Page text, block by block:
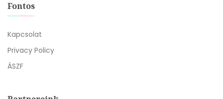
Fontos
Kapcsolat
Privacy Policy
ÁSZF